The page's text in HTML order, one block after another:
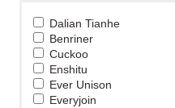
Dalian Tianhe
Benriner
Cuckoo
Enshitu
Ever Unison
Everyjoin